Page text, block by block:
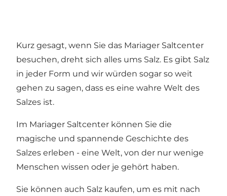
Kurz gesagt, wenn Sie das Mariager Saltcenter
besuchen, dreht sich alles ums Salz. Es gibt Salz
in jeder Form und wir würden sogar so weit
gehen zu sagen, dass es eine wahre Welt des
Salzes ist.
Im Mariager Saltcenter können Sie die
magische und spannende Geschichte des
Salzes erleben - eine Welt, von der nur wenige
Menschen wissen oder je gehört haben.
Sie können auch Salz kaufen, um es mit nach